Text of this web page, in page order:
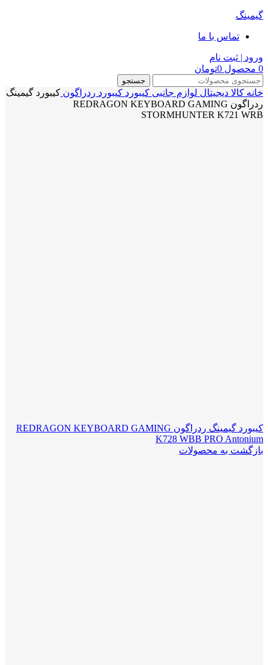
گیمینگ
تماس با ما
ورود | ثبت نام
0 محصول 0تومان
جستجو
خانه کالا دیجیتال لوازم جانبی کیبورد کیبورد ردراگون کیبورد گیمینگ
ردراگون REDRAGON KEYBOARD GAMING
STORMHUNTER K721 WRB
کیبورد گیمینگ ردراگون REDRAGON KEYBOARD GAMING
K728 WBB PRO Antonium
بازگشت به محصولات